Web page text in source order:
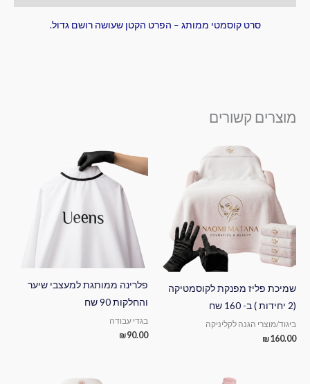
סרט קוסמטי ממותג – הפרט הקטן שעושה רושם גדול.
מוצרים קשורים
שמיכת פליז מפנקת לקוסמטיקה
(2 יחידות ) ב- 160 שח
ביגוד/מוצרי הגנה לקליניקה
₪160.00
פלרינה ממותגת למעצבי שיער
והחלקות 90 שח
בגדי עבודה
₪90.00